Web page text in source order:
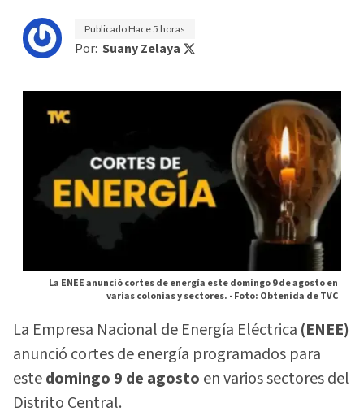
PublicadoHace 5 horas
Por: Suany Zelaya
La ENEE anunció cortes de energía este domingo 9 de agosto en
varias colonias y sectores. -Foto: Obtenida de TVC
La Empresa Nacional de Energía Eléctrica (ENEE)
anunció cortes de energía programados para
estedomingo 9 de agosto en varios sectores del
Distrito Central.